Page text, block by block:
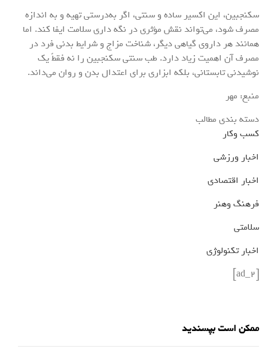
سکنجبین، این اکسیر ساده و سنتی، اگر به‌درستی تهیه و به اندازه
مصرف شود، می‌تواند نقش مؤثری در نگه داری سلامت ایفا کند. اما
همانند هر داروی گیاهی دیگر، شناخت مزاج و شرایط بدنی فرد در
مصرف آن اهمیت زیاد دارد. طب سنتی سکنجبین را نه فقطً یک
نوشیدنی تابستانی، بلکه ابزاری برای اعتدال بدن و روان می‌داند.
منبع: مهر
دسته بندی مطالب
کسب وکار
اخبار ورزشی
اخبار اقتصادی
فرهنگ وهنر
سلامتی
اخبار تکنولوژی
[ad_2]
ممکن است بپسندید